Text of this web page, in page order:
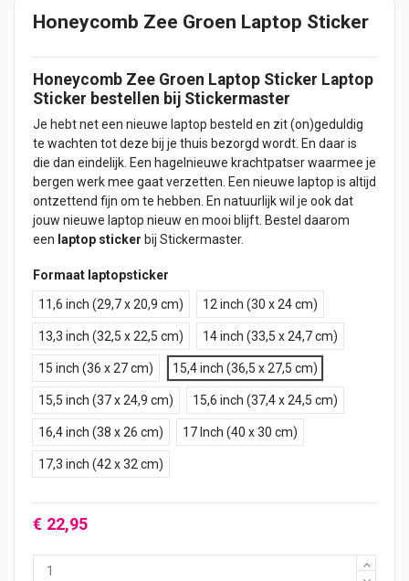
Honeycomb Zee Groen Laptop Sticker
Honeycomb Zee Groen Laptop Sticker Laptop
Sticker bestellen bij Stickermaster
Je hebt net een nieuwe laptop besteld en zit (on)geduldig
te wachten tot deze bij je thuis bezorgd wordt. En daar is
die dan eindelijk. Een hagelnieuwe krachtpatser waarmee je
bergen werk mee gaat verzetten. Een nieuwe laptop is altijd
ontzettend fijn om te hebben. En natuurlijk wil je ook dat
jouw nieuwe laptop nieuw en mooi blijft. Bestel daarom
een laptop sticker bij Stickermaster.
Formaat laptopsticker
11,6 inch (29,7 x 20,9 cm)
12 inch (30 x 24 cm)
13,3 inch (32,5 x 22,5 cm) 14 inch (33,5 x 24,7 cm)
15 inch (36 x 27 cm) 15,4 inch (36,5 x 27,5 cm)
15,5 inch (37 x 24,9 cm) 15,6 inch (37,4 x 24,5 cm)
16,4 inch (38 x 26 cm) 17 Inch (40 x 30 cm)
17,3 inch (42 x 32 cm)
€ 22,95